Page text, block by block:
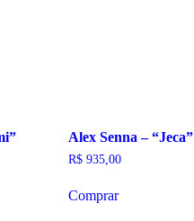
Alex Senna – “Jeca”
R$ 935,00
Comprar